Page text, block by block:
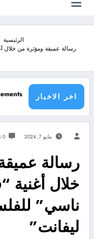
الرئيسية
رسالة عميقة ومؤثرة من خلال
اخر الاخبار
tremblements de terre
مايو 7, 2024 0 تعليقات
رسالة
خلال أغنية
ناسي”
ليفانت”